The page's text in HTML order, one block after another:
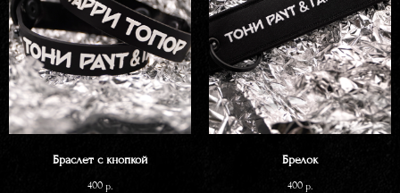
Браслет с кнопкой
400 р.
Брелок
400 р.